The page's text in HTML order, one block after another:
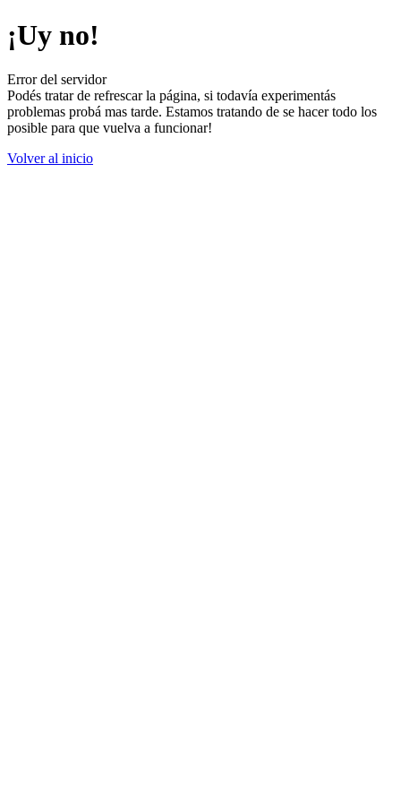
¡Uy no!
Error del servidor
Podés tratar de refrescar la página, si todavía experimentás
problemas probá mas tarde. Estamos tratando de se hacer todo los
posible para que vuelva a funcionar!
Volver al inicio